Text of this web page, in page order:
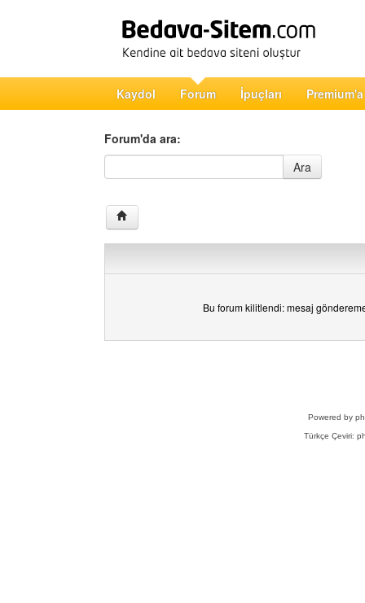
Kaydol Forum İpuçları
Forum'da ara:
Forum'da ara
Ara
Bu forum kilitlendi: mesaj
Powered by
Türkçe Çeviri: